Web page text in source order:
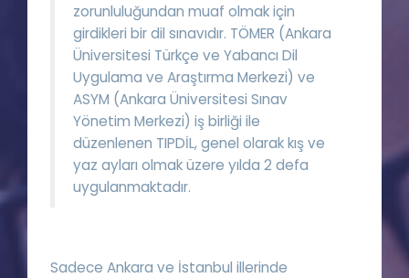
İngilizce Gramer
zorunluluğundan muaf olmak için
girdikleri bir dil sınavıdır. TÖMER (Ankara
Üniversitesi Türkçe ve Yabancı Dil
Uygulama ve Araştırma Merkezi) ve
ASYM (Ankara Üniversitesi Sınav
Yönetim Merkezi) iş birliği ile
düzenlenen TIPDİL, genel olarak kış ve
yaz ayları olmak üzere yılda 2 defa
uygulanmaktadır.
Sadece Ankara ve İstanbul illerinde